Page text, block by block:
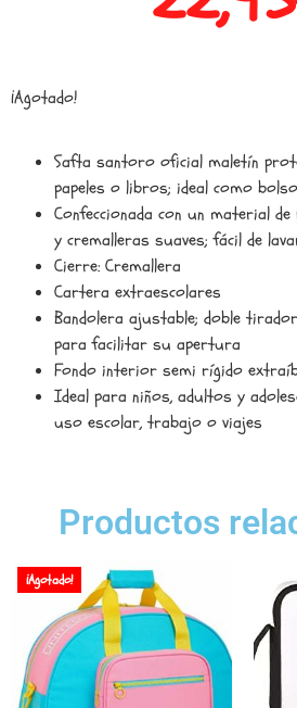
¡Agotado!
Safta santoro oficial maletín
papeles o libros; ideal como
Confeccionada con un material
y cremalleras suaves; fácil de
Cierre: Cremallera
Cartera extraescolares
Bandolera ajustable; doble
para facilitar su apertura
Fondo interior semi rígido
Ideal para niños, adultos y
uso escolar, trabajo o viajes
Productos
¡Agotado!